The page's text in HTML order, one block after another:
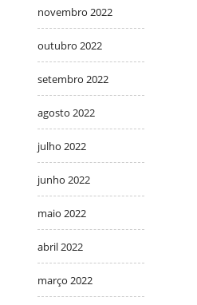
novembro 2022
outubro 2022
setembro 2022
agosto 2022
julho 2022
junho 2022
maio 2022
abril 2022
março 2022